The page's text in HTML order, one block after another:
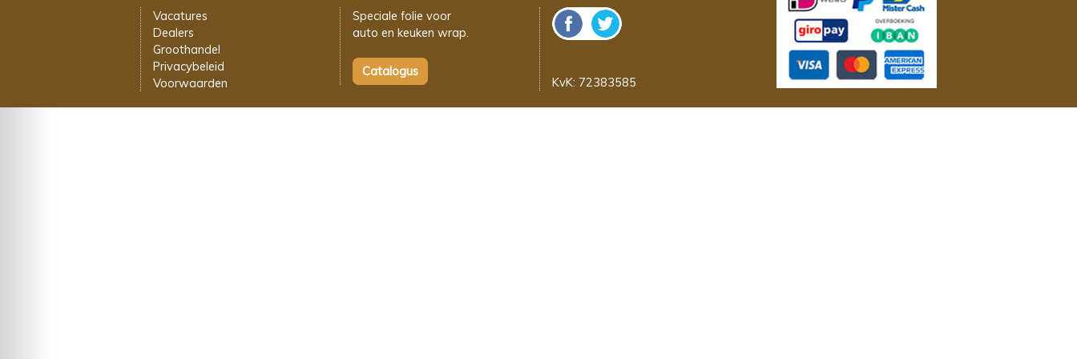
Vacatures
Dealers
Groothandel
Privacybeleid
Voorwaarden
Speciale folie voor
auto en keuken wrap.
KvK: 72383585